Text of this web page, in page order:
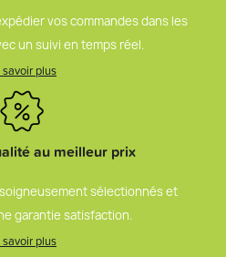
vos commandes dans les
un suivi en temps réel.
savoir plus
au meilleur prix
sélectionnés et
garantie satisfaction.
savoir plus